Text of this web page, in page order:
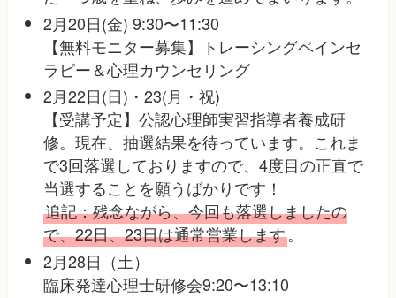
2月20日(金) 9:30〜11:30
【無料モニター募集】トレーシングペインセ
ラピー＆心理カウンセリング
2月22日(日)・23(月・祝)
【受講予定】公認心理師実習指導者養成研
修。現在、抽選結果を待っています。これま
で3回落選しておりますので、4度目の正直で
当選することを願うばかりです！
追記：残念ながら、今回も落選しましたの
で、22日、23日は通常営業します。
2月28日（土）
臨床発達心理士研修会9:20〜13:10